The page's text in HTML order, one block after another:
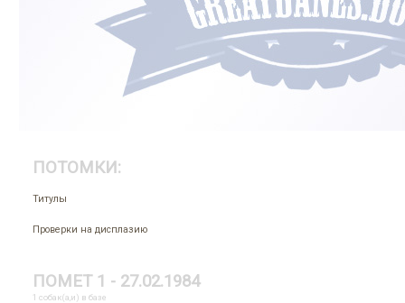
ПОТОМКИ:
Титулы
Проверки на дисплазию
ПОМЕТ 1 - 27.02.1984
1 собак(а,и) в базе